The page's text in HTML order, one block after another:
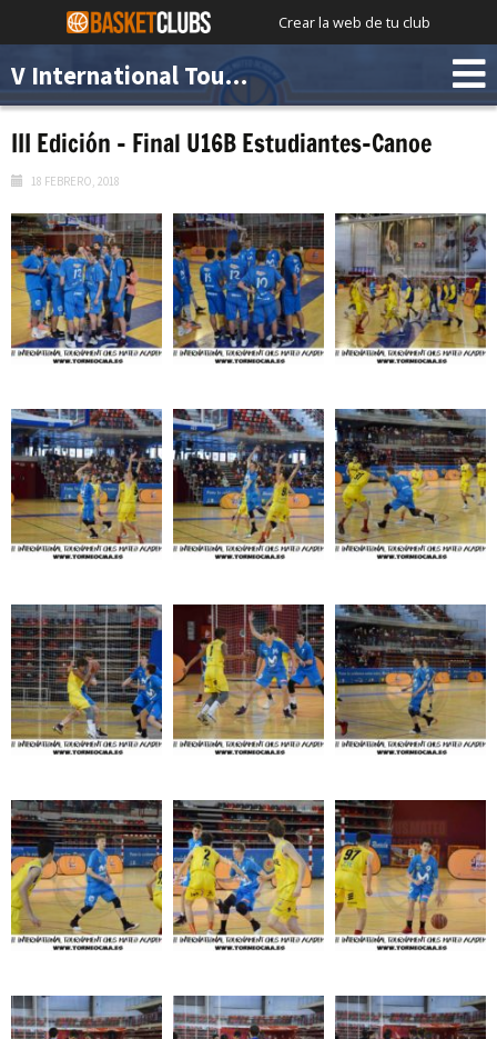
Crear la web de tu club
V International Tournament Chus Mateo Academy
III Edición – Final U16B Estudiantes-Canoe
18 FEBRERO, 2018